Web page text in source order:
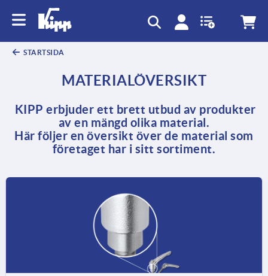
STARTSIDA
MATERIALÖVERSIKT
KIPP erbjuder ett brett utbud av produkter
av en mängd olika material.
Här följer en översikt över de material som
företaget har i sitt sortiment.